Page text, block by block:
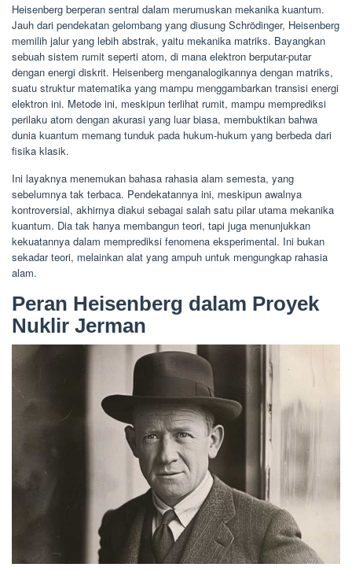
Heisenberg berperan sentral dalam merumuskan mekanika kuantum.
Jauh dari pendekatan gelombang yang diusung Schrödinger, Heisenberg
memilih jalur yang lebih abstrak, yaitu mekanika matriks. Bayangkan
sebuah sistem rumit seperti atom, di mana elektron berputar-putar
dengan energi diskrit. Heisenberg menganalogikannya dengan matriks,
suatu struktur matematika yang mampu menggambarkan transisi energi
elektron ini. Metode ini, meskipun terlihat rumit, mampu memprediksi
perilaku atom dengan akurasi yang luar biasa, membuktikan bahwa
dunia kuantum memang tunduk pada hukum-hukum yang berbeda dari
fisika klasik.
Ini layaknya menemukan bahasa rahasia alam semesta, yang
sebelumnya tak terbaca. Pendekatannya ini, meskipun awalnya
kontroversial, akhirnya diakui sebagai salah satu pilar utama mekanika
kuantum. Dia tak hanya membangun teori, tapi juga menunjukkan
kekuatannya dalam memprediksi fenomena eksperimental. Ini bukan
sekadar teori, melainkan alat yang ampuh untuk mengungkap rahasia
alam.
Peran Heisenberg dalam Proyek
Nuklir Jerman